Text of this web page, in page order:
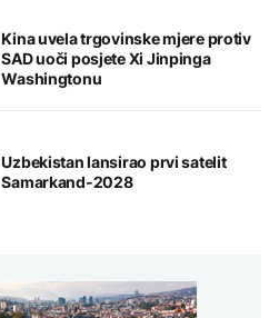
Kina uvela trgovinske mjere protiv
SAD uoči posjete Xi Jinpinga
Washingtonu
Uzbekistan lansirao prvi satelit
Samarkand-2028